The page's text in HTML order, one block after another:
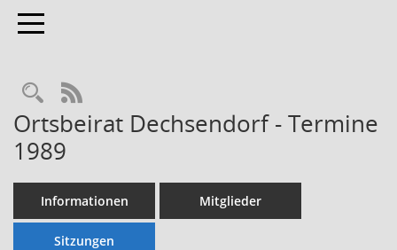
Toggle navigation
Rechercheauswahl
RSS-Feed
Ortsbeirat Dechsendorf - Termine
1989
Informationen Mitglieder
Sitzungen